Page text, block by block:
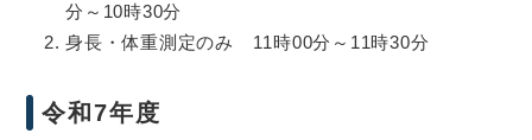
分～10時30分
身長・体重測定のみ 11時00分～11時30分
令和7年度